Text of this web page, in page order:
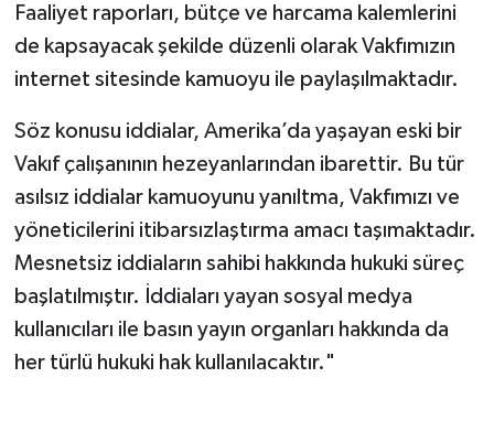
Faaliyet raporları, bütçe ve harcama kalemlerini
de kapsayacak şekilde düzenli olarak Vakfımızın
internet sitesinde kamuoyu ile paylaşılmaktadır.
Söz konusu iddialar, Amerika’da yaşayan eski bir
Vakıf çalışanının hezeyanlarından ibarettir. Bu tür
asılsız iddialar kamuoyunu yanıltma, Vakfımızı ve
yöneticilerini itibarsızlaştırma amacı taşımaktadır.
Mesnetsiz iddiaların sahibi hakkında hukuki süreç
başlatılmıştır. İddiaları yayan sosyal medya
kullanıcıları ile basın yayın organları hakkında da
her türlü hukuki hak kullanılacaktır."
Çankırı Müftülüğü
Çorum Müftülüğü
Denizli Müftülüğü
Diyarbakır Müftülüğü
Edirne Müftülüğü
Elazığ Müftülüğü
Bilim, Teknoloji
Biyografiler
Diyanet TV
İhtida Haberleri